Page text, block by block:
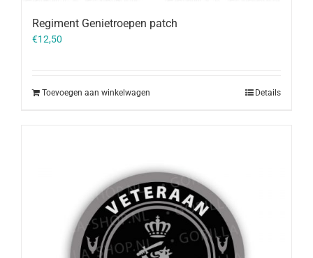
Regiment Genietroepen patch
€12,50
Toevoegen aan winkelwagen Details